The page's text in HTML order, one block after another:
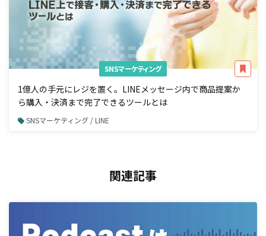
SNSマーケティング
1億人の手元にレジを置く。LINEメッセージ内で商品提案か
ら購入・決済まで完了できるツールとは
SNSマーケティング / LINE
関連記事